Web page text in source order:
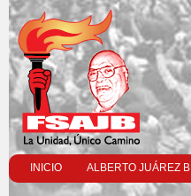
INICIO ALBERTO JUÁREZ B